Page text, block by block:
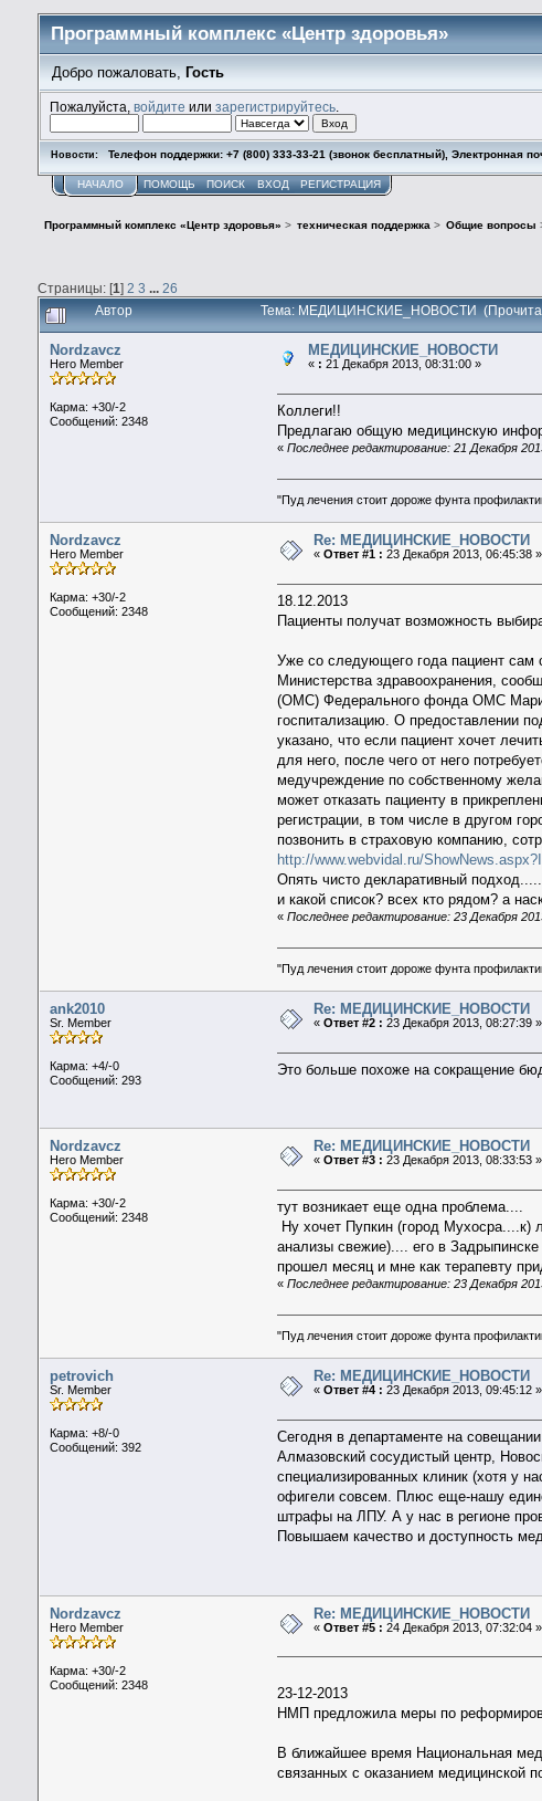
Программный комплекс «Центр здоровья»
Добро пожаловать, Гость
Пожалуйста, войдите или зарегистрируйтесь.
Новости: Телефон поддержки: +7 (800) 333-33-21 (звонок бесплатный), Электронная
НАЧАЛО ПОМОЩЬ ПОИСК ВХОД РЕГИСТРАЦИЯ
Программный комплекс «Центр здоровья» > техническая поддержка > Общие вопросы
Страницы: [1] 2 3 ... 26
Автор Тема: МЕДИЦИНСКИЕ_НОВОСТИ
Nordzavcz
Hero Member
Карма: +30/-2
Сообщений: 2348
МЕДИЦИНСКИЕ_НОВОСТИ
« : 21 Декабря 2013, 08:31:00 »
Коллеги!!
Предлагаю общую медицинскую
«Последнее редактирование: 21 Декабря
"Пуд лечения стоит дороже фунта
Nordzavcz
Hero Member
Карма: +30/-2
Сообщений: 2348
Re: МЕДИЦИНСКИЕ_НОВОСТИ
« Ответ #1 : 23 Декабря 2013, 06:45:38 »
18.12.2013
Пациенты получат возможность
Уже со следующего года пациент сам
Министерства здравоохранения,
(ОМС) Федерального фонда ОМС
госпитализацию. О предоставлении
указано, что если пациент хочет
для него, после чего от него
медучреждение по собственному
может отказать пациенту в
регистрации, в том числе в другом
позвонить в страховую компанию,
http://www.webvidal.ru/
Опять чисто декларативный
и какой список? всех кто рядом? а
«Последнее редактирование: 23 Декабря
"Пуд лечения стоит дороже фунта
ank2010
Sr. Member
Карма: +4/-0
Сообщений: 293
Re: МЕДИЦИНСКИЕ_НОВОСТИ
« Ответ #2 : 23 Декабря 2013, 08:27:39 »
Это больше похоже на сокращение
Nordzavcz
Hero Member
Карма: +30/-2
Сообщений: 2348
Re: МЕДИЦИНСКИЕ_НОВОСТИ
« Ответ #3 : 23 Декабря 2013, 08:33:53 »
тут возникает еще одна проблема....
Ну хочет Пупкин (город Мухосра....к)
анализы свежие).... его в
прошел месяц и мне как терапевту
«Последнее редактирование: 23 Декабря
"Пуд лечения стоит дороже фунта
petrovich
Sr. Member
Карма: +8/-0
Сообщений: 392
Re: МЕДИЦИНСКИЕ_НОВОСТИ
« Ответ #4 : 23 Декабря 2013, 09:45:12 »
Сегодня в департаменте на
Алмазовский сосудистый центр,
специализированных клиник (хотя у
офигели совсем. Плюс еще-нашу
штрафы на ЛПУ. А у нас в регионе
Повышаем качество и доступность
Nordzavcz
Hero Member
Карма: +30/-2
Сообщений: 2348
Re: МЕДИЦИНСКИЕ_НОВОСТИ
« Ответ #5 : 24 Декабря 2013, 07:32:04 »
23-12-2013
НМП предложила меры по
В ближайшее время Национальная
связанных с оказанием медицинской